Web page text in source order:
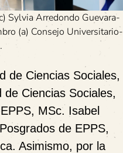
Sylvia Arredondo Guevara-
(a) Consejo Universitario-
de Ciencias Sociales,
Ciencias Sociales,
MSc. Isabel
de EPPS,
Asimismo, por la